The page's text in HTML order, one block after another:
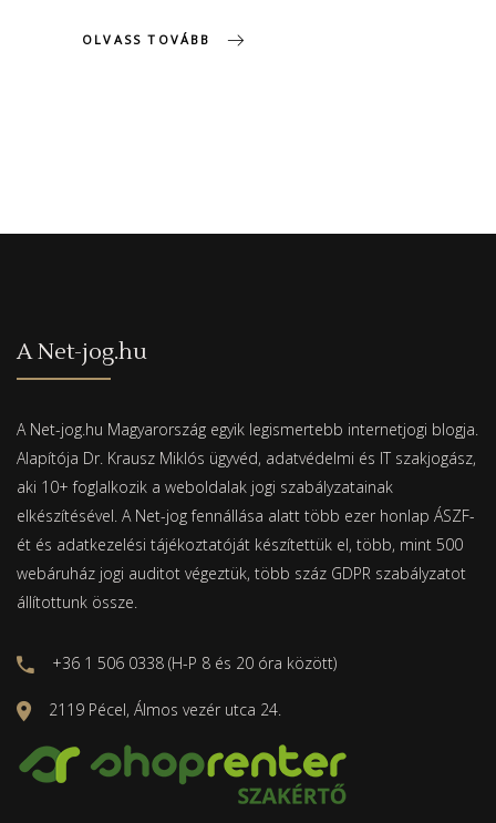
OLVASS TOVÁBB
A Net-jog.hu
A Net-jog.hu Magyarország egyik legismertebb internetjogi blogja.
Alapítója Dr. Krausz Miklós ügyvéd, adatvédelmi és IT szakjogász,
aki 10+ foglalkozik a weboldalak jogi szabályzatainak
elkészítésével. A Net-jog fennállása alatt több ezer honlap ÁSZF-
ét és adatkezelési tájékoztatóját készítettük el, több, mint 500
webáruház jogi auditot végeztük, több száz GDPR szabályzatot
állítottunk össze.
+36 1 506 0338 (H-P 8 és 20 óra között)
2119 Pécel, Álmos vezér utca 24.